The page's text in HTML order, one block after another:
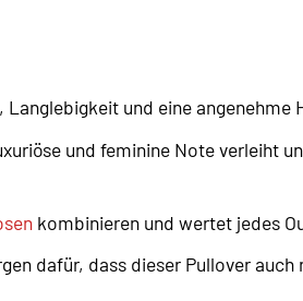
und eine angenehme
und feminine Note verleiht
kombinieren und wertet jedes
dafür, dass dieser Pullover auch